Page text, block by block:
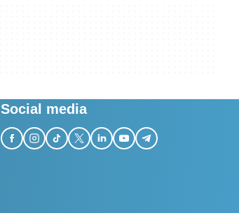
Social media